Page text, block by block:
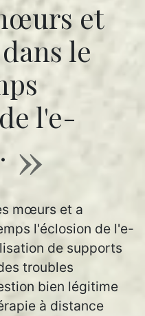
et
le
l'e-
mœurs et a
l'éclosion de l'e-
de supports
troubles
bien légitime
à distance